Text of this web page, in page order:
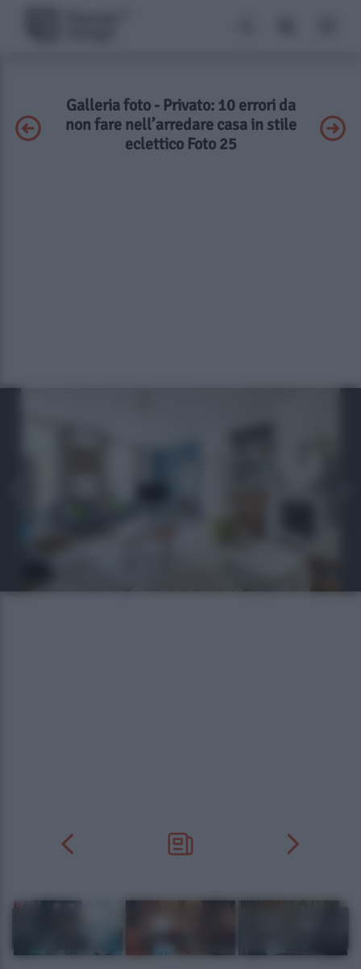
Galleria foto - Privato: 10 errori da
non fare nell’arredare casa in stile
eclettico Foto 25